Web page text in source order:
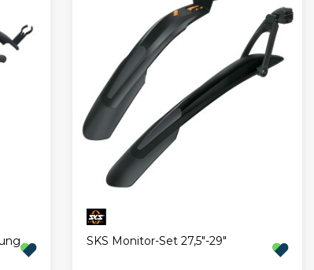
SKS Monitor-Set 27,5"-29"